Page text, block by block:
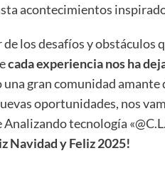
acontecimientos
de los desafíos y
cada experiencia nos ha
gran comunidad
oportunidades, nos
tecnología
Navidad y Feliz 2025!